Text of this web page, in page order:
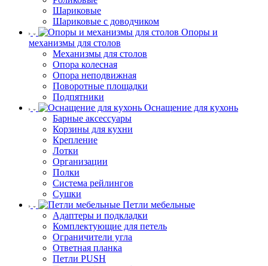
Шариковые
Шариковые с доводчиком
Опоры и
механизмы для столов
Механизмы для столов
Опора колесная
Опора неподвижная
Поворотные площадки
Подпятники
Оснащение для кухонь
Барные аксессуары
Корзины для кухни
Крепление
Лотки
Организации
Полки
Система рейлингов
Сушки
Петли мебельные
Адаптеры и подкладки
Комплектующие для петель
Ограничители угла
Ответная планка
Петли PUSH